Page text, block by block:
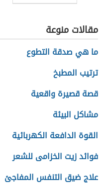
الطاقة الإيجابية
مقالات منوعة
ما هي صدقة التطوع
ترتيب المطبخ
قصة قصيرة واقعية
مشاكل البيئة
القوة الدافعة الكهربائية
فوائد زيت الخزامى للشعر
علاج ضيق التنفس المفاجئ